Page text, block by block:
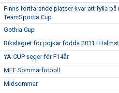
Finns fortfarande platser kvar att fylla på
TeamSportia Cup
Gothia Cup
Rikslägret för pojkar födda 2011 i
YA-CUP seger för F14år
MFF Sommarfotboll
Midsommar